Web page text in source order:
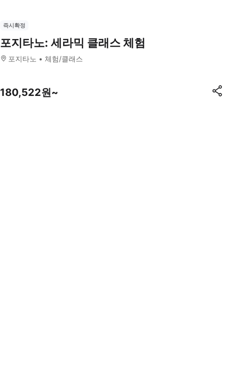
즉시확정
포지타노: 세라믹 클래스 체험
포지타노 체험/클래스
180,522원~